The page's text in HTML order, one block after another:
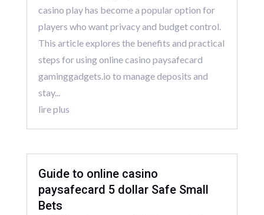
casino play has become a popular option for
players who want privacy and budget control.
This article explores the benefits and practical
steps for using online casino paysafecard
gaminggadgets.io to manage deposits and
stay...
lire plus
Guide to online casino
paysafecard 5 dollar Safe Small
Bets